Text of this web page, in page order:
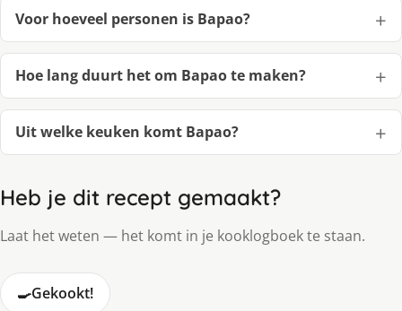
Voor hoeveel personen is Bapao?
Hoe lang duurt het om Bapao te maken?
Uit welke keuken komt Bapao?
Heb je dit recept gemaakt?
Laat het weten — het komt in je kooklogboek te staan.
🍳Gekookt!